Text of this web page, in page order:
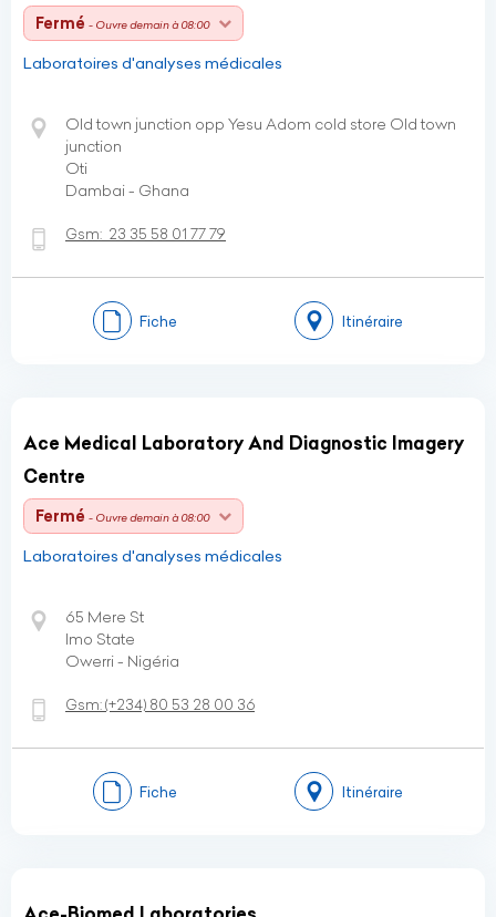
Fermé - Ouvre demain à 08:00
Laboratoires d'analyses médicales
Old town junction opp Yesu Adom cold store Old town
junction
Oti
Dambai - Ghana
Gsm: 23 35 58 01 77 79
Fiche Itinéraire
Ace Medical Laboratory And Diagnostic Imagery
Centre
Fermé - Ouvre demain à 08:00
Laboratoires d'analyses médicales
65 Mere St
Imo State
Owerri - Nigéria
Gsm:(+234) 80 53 28 00 36
Fiche Itinéraire